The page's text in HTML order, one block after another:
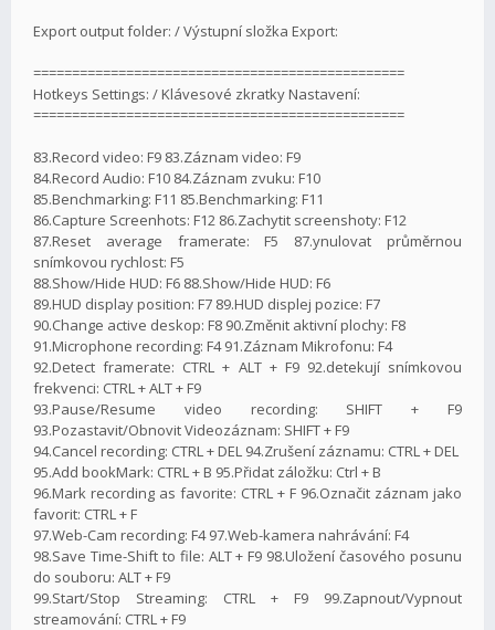
Export output folder: / Výstupní složka Export:
================================================
Hotkeys Settings: / Klávesové zkratky Nastavení:
================================================
83.Record video: F9 83.Záznam video: F9
84.Record Audio: F10 84.Záznam zvuku: F10
85.Benchmarking: F11 85.Benchmarking: F11
86.Capture Screenhots: F12 86.Zachytit screenshoty: F12
87.Reset average framerate: F5 87.ynulovat průměrnou
snímkovou rychlost: F5
88.Show/Hide HUD: F6 88.Show/Hide HUD: F6
89.HUD display position: F7 89.HUD displej pozice: F7
90.Change active deskop: F8 90.Změnit aktivní plochy: F8
91.Microphone recording: F4 91.Záznam Mikrofonu: F4
92.Detect framerate: CTRL + ALT + F9 92.detekují snímkovou
frekvenci: CTRL + ALT + F9
93.Pause/Resume video recording: SHIFT + F9
93.Pozastavit/Obnovit Videozáznam: SHIFT + F9
94.Cancel recording: CTRL + DEL 94.Zrušení záznamu: CTRL + DEL
95.Add bookMark: CTRL + B 95.Přidat záložku: Ctrl + B
96.Mark recording as favorite: CTRL + F 96.Označit záznam jako
favorit: CTRL + F
97.Web-Cam recording: F4 97.Web-kamera nahrávání: F4
98.Save Time-Shift to file: ALT + F9 98.Uložení časového posunu
do souboru: ALT + F9
99.Start/Stop Streaming: CTRL + F9 99.Zapnout/Vypnout
streamování: CTRL + F9